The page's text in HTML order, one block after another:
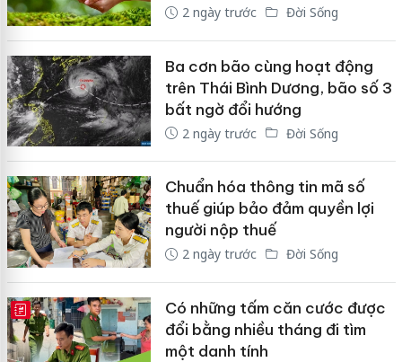
2 ngày trước Đời Sống
Ba cơn bão cùng hoạt động
trên Thái Bình Dương, bão số 3
bất ngờ đổi hướng
2 ngày trước Đời Sống
Chuẩn hóa thông tin mã số
thuế giúp bảo đảm quyền lợi
người nộp thuế
2 ngày trước Đời Sống
E-MAGAZINE
Có những tấm căn cước được
đổi bằng nhiều tháng đi tìm
một danh tính